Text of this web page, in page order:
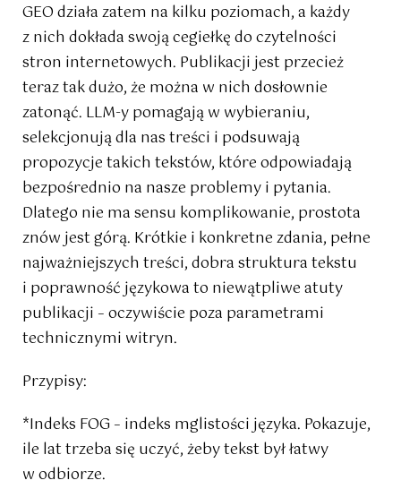
GEO działa zatem na kilku poziomach, a każdy
z nich dokłada swoją cegiełkę do czytelności
stron internetowych. Publikacji jest przecież
teraz tak dużo, że można w nich dosłownie
zatonąć. LLM-y pomagają w wybieraniu,
selekcjonują dla nas treści i podsuwają
propozycje takich tekstów, które odpowiadają
bezpośrednio na nasze problemy i pytania.
Dlatego nie ma sensu komplikowanie, prostota
znów jest górą. Krótkie i konkretne zdania, pełne
najważniejszych treści, dobra struktura tekstu
i poprawność językowa to niewątpliwe atuty
publikacji – oczywiście poza parametrami
technicznymi witryn.
Przypisy:
*Indeks FOG – indeks mglistości języka. Pokazuje,
ile lat trzeba się uczyć, żeby tekst był łatwy
w odbiorze.